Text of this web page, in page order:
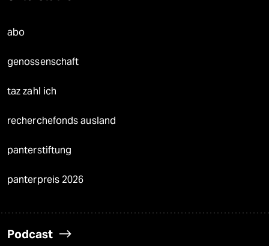
abo
genossenschaft
taz zahl ich
recherchefonds ausland
panterstiftung
panterpreis 2026
Podcast